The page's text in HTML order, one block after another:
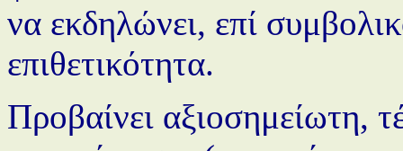
να εκδηλώνει, επί
επιθετικότητα.
Προβαίνει αξιοσημείωτη,